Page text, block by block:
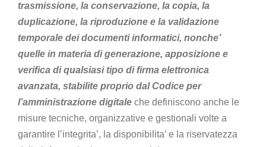
trasmissione, la conservazione, la copia, la
duplicazione, la riproduzione e la validazione
temporale dei documenti informatici, nonche’
quelle in materia di generazione, apposizione e
verifica di qualsiasi tipo di firma elettronica
avanzata, stabilite proprio dal Codice per
l’amministrazione digitale che definiscono anche le
misure tecniche, organizzative e gestionali volte a
garantire l’integrita’, la disponibilita’ e la riservatezza